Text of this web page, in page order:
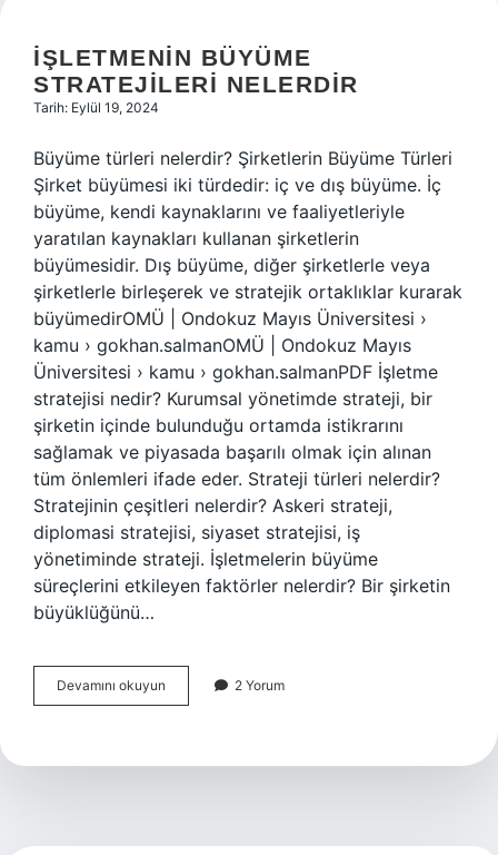
İŞLETMENIN BÜYÜME
STRATEJILERI NELERDIR
Tarih: Eylül 19, 2024
Büyüme türleri nelerdir? Şirketlerin Büyüme Türleri
Şirket büyümesi iki türdedir: iç ve dış büyüme. İç
büyüme, kendi kaynaklarını ve faaliyetleriyle
yaratılan kaynakları kullanan şirketlerin
büyümesidir. Dış büyüme, diğer şirketlerle veya
şirketlerle birleşerek ve stratejik ortaklıklar kurarak
büyümedirOMÜ | Ondokuz Mayıs Üniversitesi ›
kamu › gokhan.salmanOMÜ | Ondokuz Mayıs
Üniversitesi › kamu › gokhan.salmanPDF İşletme
stratejisi nedir? Kurumsal yönetimde strateji, bir
şirketin içinde bulunduğu ortamda istikrarını
sağlamak ve piyasada başarılı olmak için alınan
tüm önlemleri ifade eder. Strateji türleri nelerdir?
Stratejinin çeşitleri nelerdir? Askeri strateji,
diplomasi stratejisi, siyaset stratejisi, iş
yönetiminde strateji. İşletmelerin büyüme
süreçlerini etkileyen faktörler nelerdir? Bir şirketin
büyüklüğünü…
Devamını okuyun İŞletmenin
Büyüme
2 Yorum